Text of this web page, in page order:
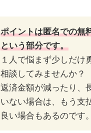
ポイントは匿名での無
という部分です。
１人で悩まず少しだけ
相談してみませんか？
返済金額が減ったり、
いない場合は、もう支
良い場合もあるのです。